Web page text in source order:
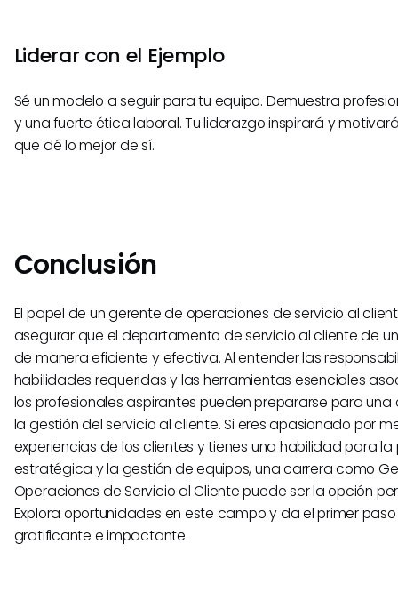
Liderar con el Ejemplo
Sé un modelo a seguir para tu equipo. Demuestra
y una fuerte ética laboral. Tu liderazgo inspirará y
que dé lo mejor de sí.
Conclusión
El papel de un gerente de operaciones de servicio al
asegurar que el departamento de servicio al cliente de
de manera eficiente y efectiva. Al entender las
habilidades requeridas y las herramientas esenciales
los profesionales aspirantes pueden prepararse para una
la gestión del servicio al cliente. Si eres apasionado por
experiencias de los clientes y tienes una habilidad para
estratégica y la gestión de equipos, una carrera como
Operaciones de Servicio al Cliente puede ser la opción
Explora oportunidades en este campo y da el primer
gratificante e impactante.